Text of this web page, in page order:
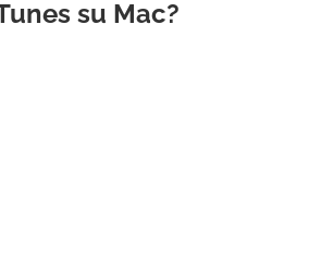
su Mac?